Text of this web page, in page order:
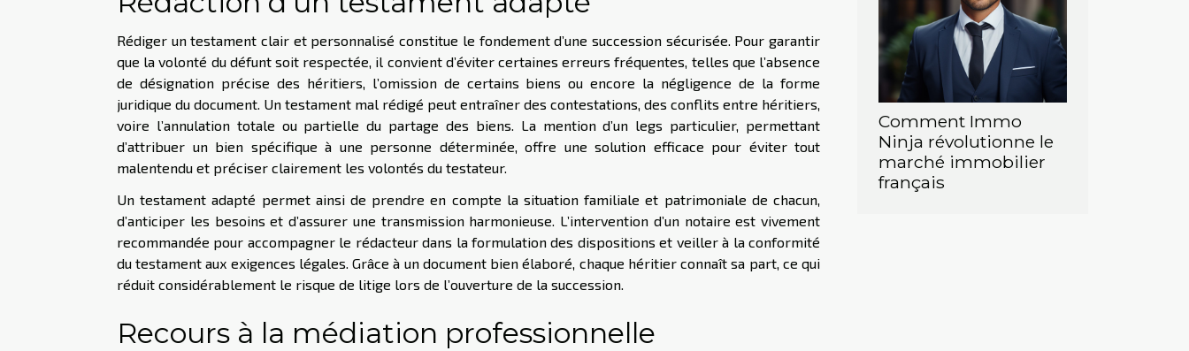
Rédiger un testament clair et personnalisé constitue le fondement d’une succession sécurisée. Pour garantir
que la volonté du défunt soit respectée, il convient d’éviter certaines erreurs fréquentes, telles que l’absence
de désignation précise des héritiers, l’omission de certains biens ou encore la négligence de la forme
juridique du document. Un testament mal rédigé peut entraîner des contestations, des conflits entre héritiers,
voire l’annulation totale ou partielle du partage des biens. La mention d’un legs particulier, permettant
d’attribuer un bien spécifique à une personne déterminée, offre une solution efficace pour éviter tout
malentendu et préciser clairement les volontés du testateur.
Un testament adapté permet ainsi de prendre en compte la situation familiale et patrimoniale de chacun,
d’anticiper les besoins et d’assurer une transmission harmonieuse. L’intervention d’un notaire est vivement
recommandée pour accompagner le rédacteur dans la formulation des dispositions et veiller à la conformité
du testament aux exigences légales. Grâce à un document bien élaboré, chaque héritier connaît sa part, ce qui
réduit considérablement le risque de litige lors de l’ouverture de la succession.
Recours à la médiation professionnelle
Comment Immo
Ninja révolutionne le
marché immobilier
français